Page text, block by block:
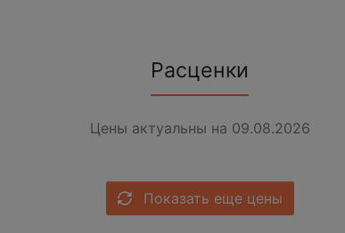
Расценки
Цены актуальны на 09.08.2026
Показать еще цены